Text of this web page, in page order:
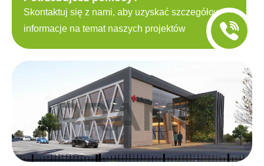
Skontaktuj się z nami, aby uzyskać szczegółowe
informacje na temat naszych projektów